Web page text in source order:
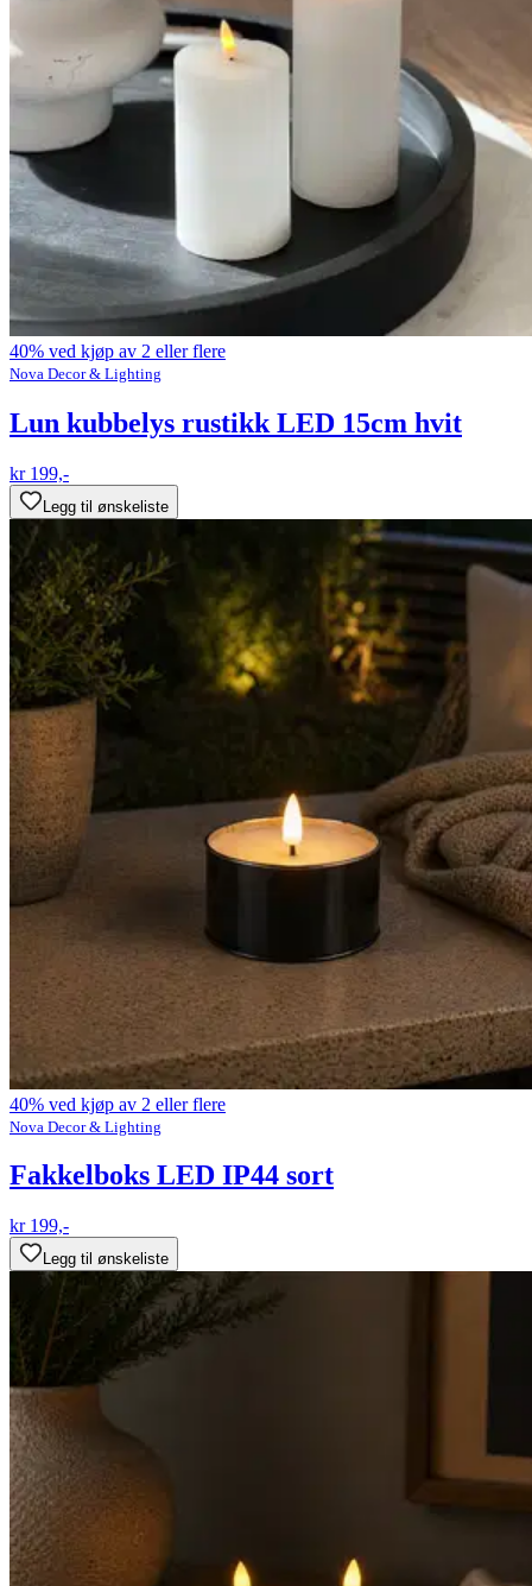
40% ved kjøp av 2 eller flere
Nova Decor & Lighting
Lun kubbelys rustikk LED 15cm hvit
kr 199,-
Legg til ønskeliste
40% ved kjøp av 2 eller flere
Nova Decor & Lighting
Fakkelboks LED IP44 sort
kr 199,-
Legg til ønskeliste